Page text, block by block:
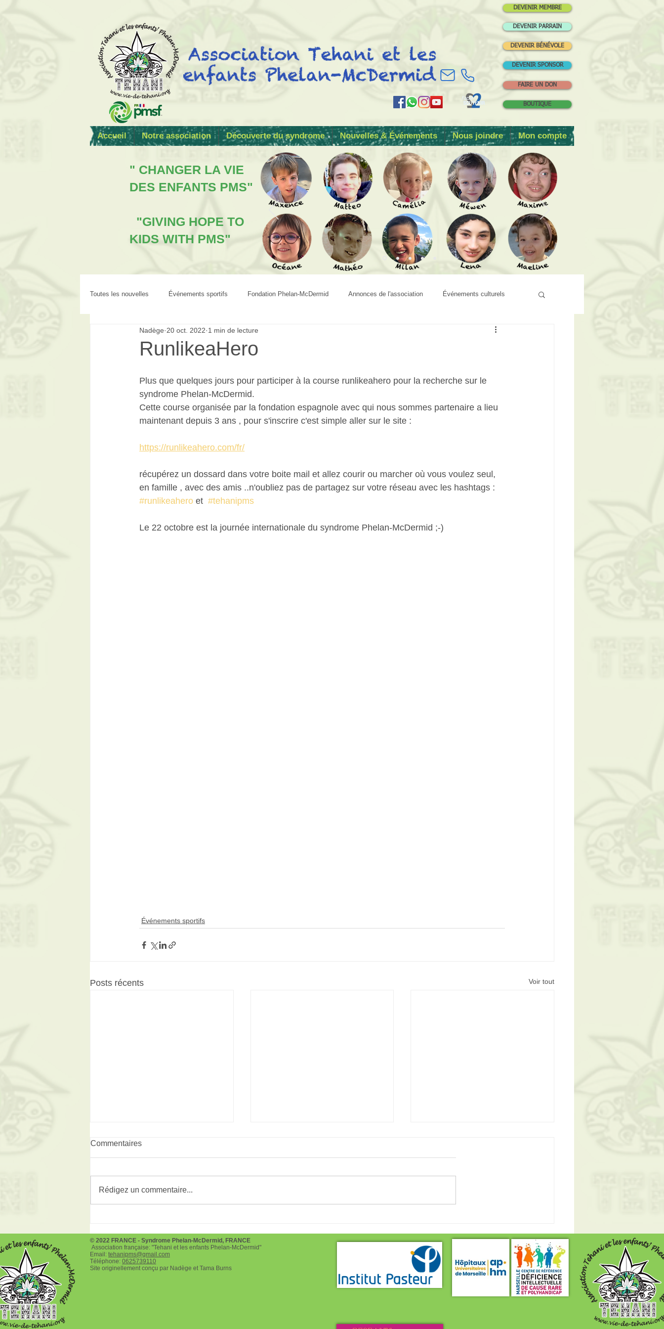
DEVENIR MEMBRE
DEVENIR PARRAIN
DEVENIR BÉNÉVOLE
DEVENIR SPONSOR
FAIRE UN DON
BOUTIQUE
Accueil Notre association Découverte du syndrome Nouvelles & Événements Nous joindre Mon compte
" CHANGER LA VIE
DES ENFANTS PMS"
"GIVING HOPE TO
KIDS WITH PMS"
Toutes les nouvelles Événements sportifs Fondation Phelan-McDermid Annonces de l'association Événements culturels
RunlikeaHero
Nadège 20 oct. 2022 1 min de lecture
Plus que quelques jours pour participer à la course runlikeahero pour la recherche sur le
syndrome Phelan-McDermid.
Cette course organisée par la fondation espagnole avec qui nous sommes partenaire a lieu
maintenant depuis 3 ans , pour s'inscrire c'est simple aller sur le site :
https://runlikeahero.com/fr/
récupérez un dossard dans votre boite mail et allez courir ou marcher où vous voulez seul,
en famille , avec des amis ..n'oubliez pas de partagez sur votre réseau avec les hashtags :
#runlikeahero et #tehanipms
Le 22 octobre est la journée internationale du syndrome Phelan-McDermid ;-)
Événements sportifs
Posts récents Voir tout
Bads à Six-Fours
de Six Fours
Commentaires
Rédigez un commentaire...
© 2022 FRANCE - Syndrome Phelan-McDermid, FRANCE
Association française: "Tehani et les enfants Phelan-McDermid"
Email: tehanipms@gmail.com
Téléphone: 0625739110
Site originellement conçu par Nadège et Tama Burns